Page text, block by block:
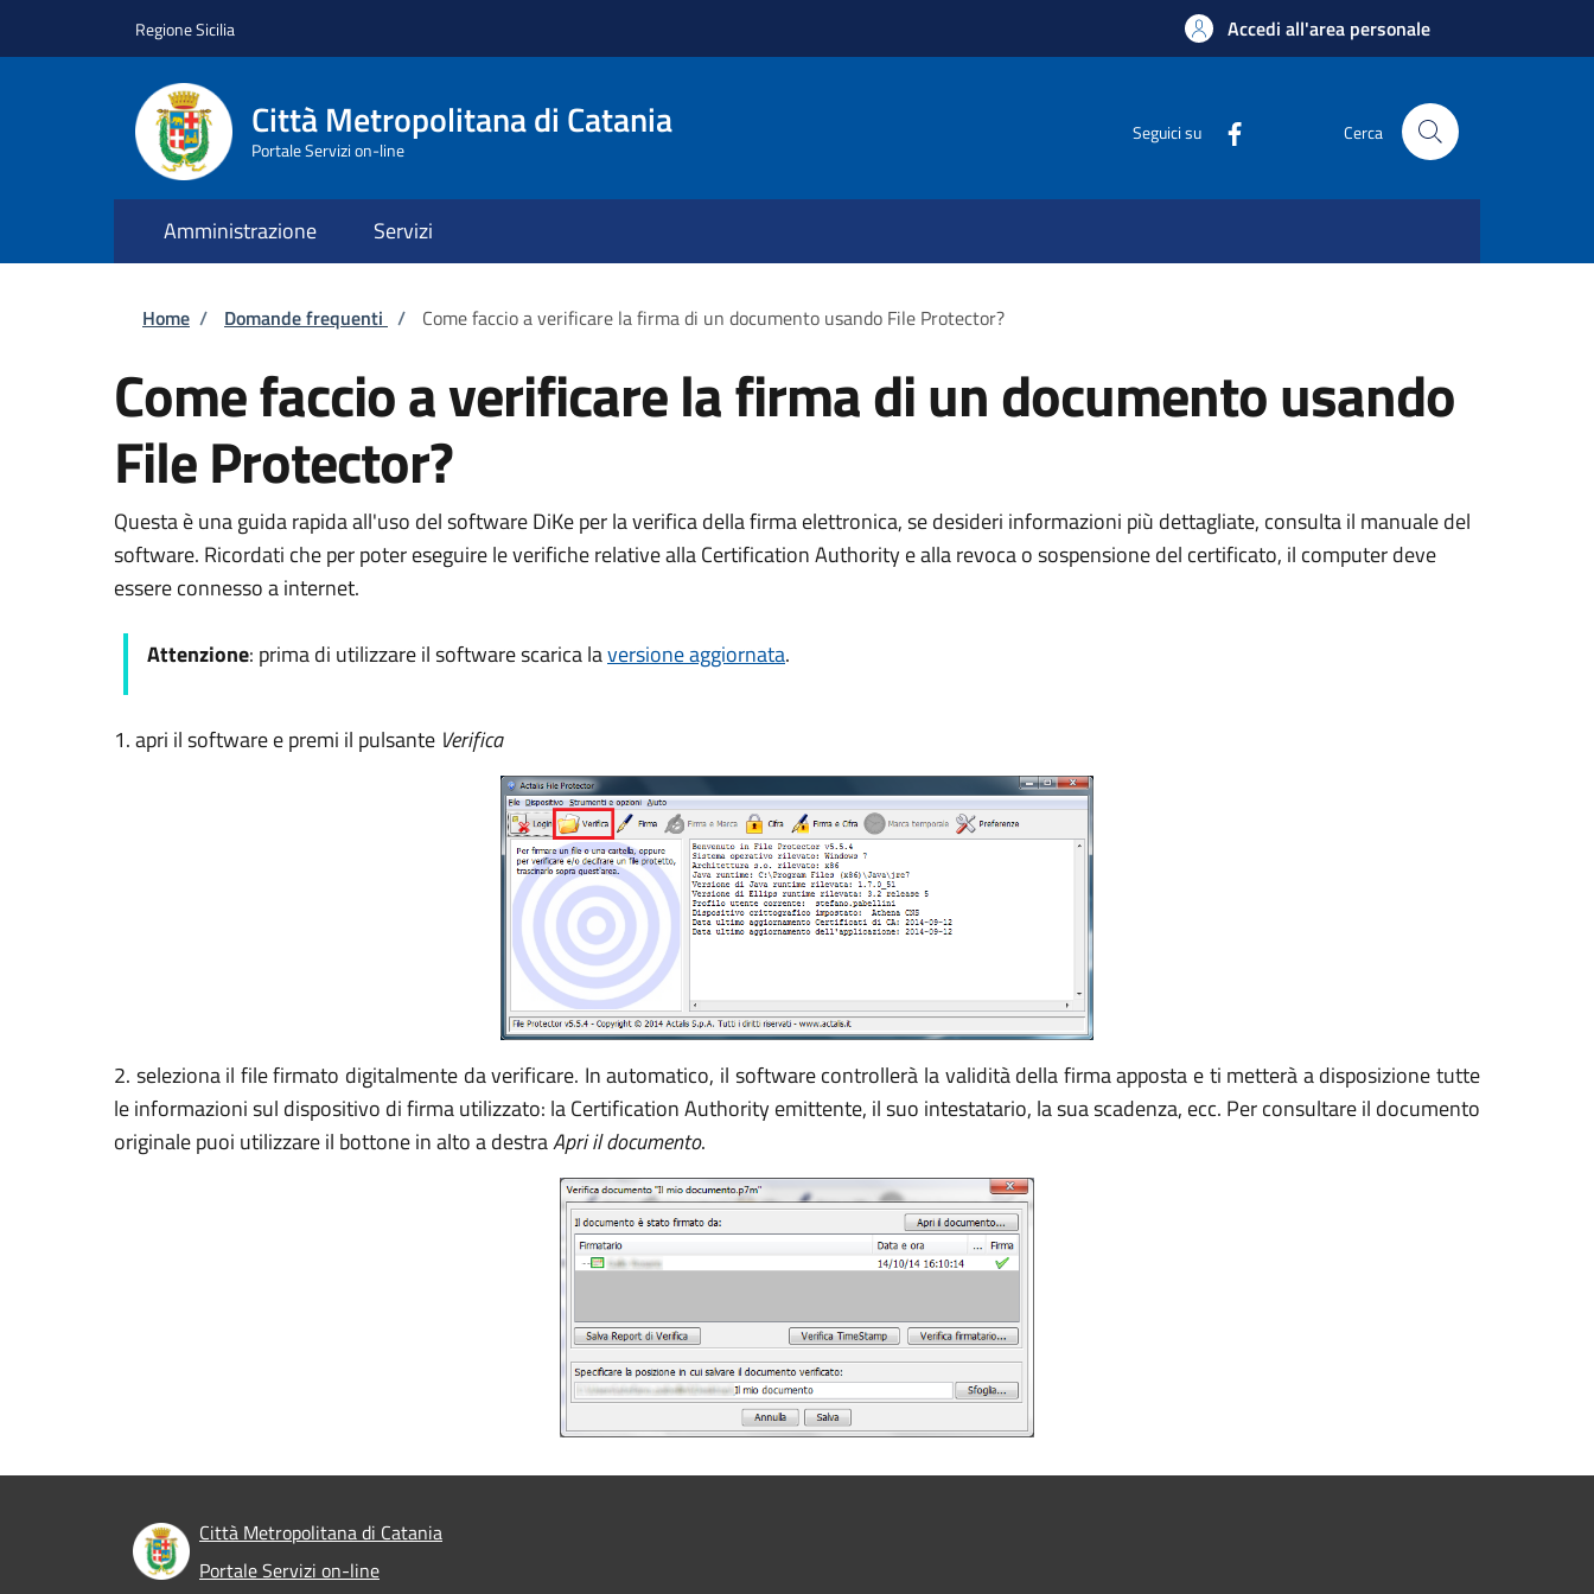
Regione Sicilia Accedi all'area personale
Città Metropolitana di Catania
Portale Servizi on-line
Seguici su Cerca
Amministrazione Servizi
Briciole di pane
Home / Domande frequenti / Come faccio a verificare la firma di un documento usando File Protector?
Come faccio a verificare la firma di un documento usando
File Protector?
Questa è una guida rapida all'uso del software DiKe per la verifica della firma elettronica, se desideri informazioni più dettagliate, consulta il manuale del
software. Ricordati che per poter eseguire le verifiche relative alla Certification Authority e alla revoca o sospensione del certificato, il computer deve
essere connesso a internet.
Attenzione: prima di utilizzare il software scarica laversione aggiornata.
1. apri il software e premi il pulsante Verifica
2. seleziona il file firmato digitalmente da verificare. In automatico, il software controllerà la validità della firma apposta e ti metterà a disposizione tutte
le informazioni sul dispositivo di firma utilizzato: la Certification Authority emittente, il suo intestatario, la sua scadenza, ecc. Per consultare il documento
originale puoi utilizzare il bottone in alto a destraApri il documento.
Città Metropolitana di Catania
Portale Servizi on-line